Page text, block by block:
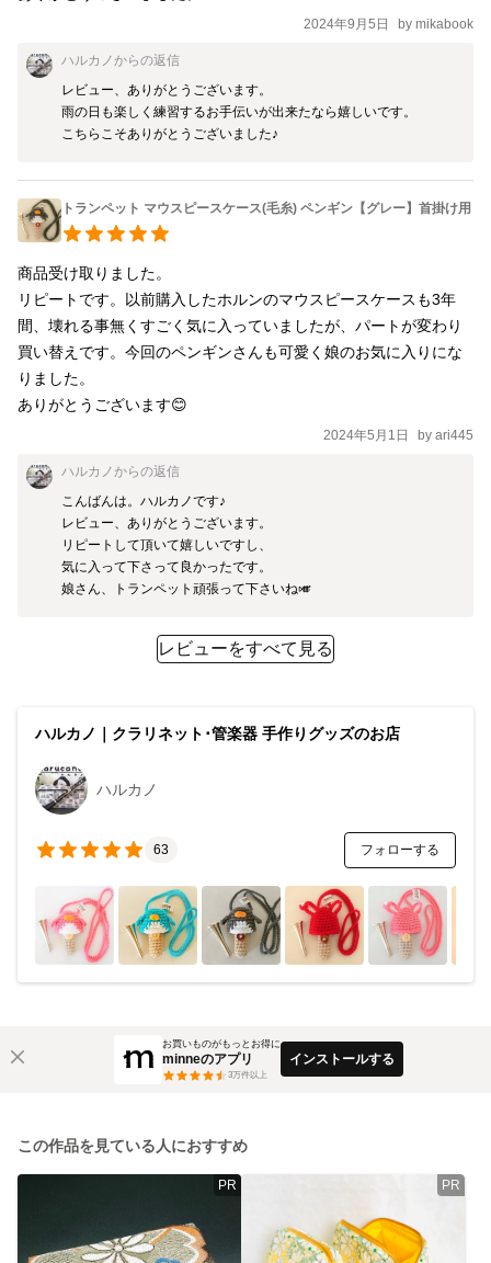
2024年9月5日 by mikabook
ハルカノからの返信
レビュー、ありがとうございます。
雨の日も楽しく練習するお手伝いが出来たなら嬉しいです。
こちらこそありがとうございました♪
トランペット マウスピースケース(毛糸) ペンギン【グレー】首掛け用
商品受け取りました。
リピートです。以前購入したホルンのマウスピースケースも3年
間、壊れる事無くすごく気に入っていましたが、パートが変わり
買い替えです。今回のペンギンさんも可愛く娘のお気に入りにな
りました。
ありがとうございます😊
2024年5月1日 by ari445
ハルカノからの返信
こんばんは。ハルカノです♪
レビュー、ありがとうございます。
リピートして頂いて嬉しいですし、
気に入って下さって良かったです。
レビューをすべて見る
ハルカノ｜クラリネット･管楽器 手作りグッズのお店
ハルカノ
63 フォローする
お買いものがもっとお得に
minneのアプリ
3万件以上
インストールする
この作品を見ている人におすすめ
PR PR